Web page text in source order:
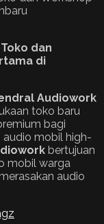
dan
di
Audiowork
toko baru
bagi
audio mobil high-
bertujuan
mobil warga
audio